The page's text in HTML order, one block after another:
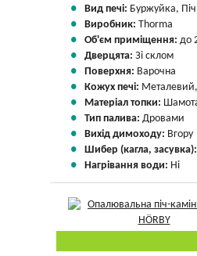
Вид печі: Буржуйка,
Виробник: Thorma
Об'єм приміщення: до
Дверцята: Зі склом
Поверхня: Варочна
Кожух печі:
Матеріал топки:
Тип палива: Дровами
Вихід димоходу: Вгору
Шибер (кагла,
Нагрівання води: Ні